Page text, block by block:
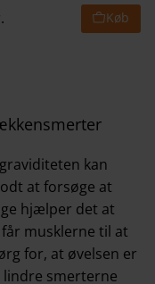
kan
at forsøge at
hjælper det at
musklerne til at
for, at øvelsen er
lindre smerterne